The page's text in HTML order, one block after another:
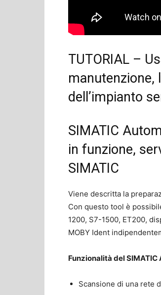
TUTORIAL –
manutenzione,
dell’impianto
SIMATIC
in funzione,
SIMATIC
Viene descritta la
Con questo tool è
1200, S7-1500, ET200,
MOBY Ident
Funzionalità del
Scansione di una rete